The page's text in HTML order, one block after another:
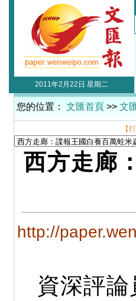
2011年2月22日 星期二
您的位置： 文匯首頁 >> 文
【
西方走廊
http://
資深評